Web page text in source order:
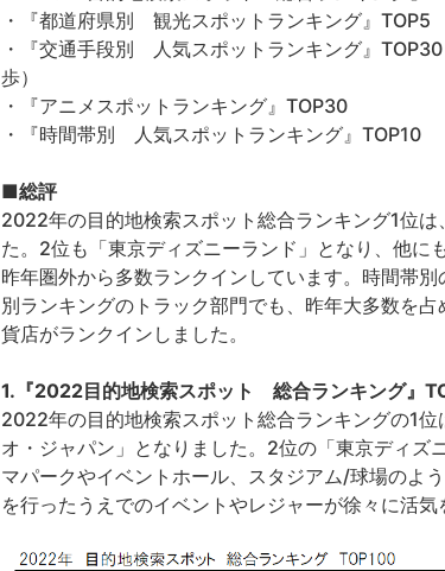
・『都道府県別 観光スポットランキング』TOP5
・『交通手段別 人気スポットランキング』
歩）
・『アニメスポットランキング』TOP30
・『時間帯別 人気スポットランキング』TOP10
■総評
2022年の目的地検索スポット総合ランキング1位
た。2位も「東京ディズニーランド」となり、他
昨年圏外から多数ランクインしています。時間帯
別ランキングのトラック部門でも、昨年大多数を
貨店がランクインしました。
1.『2022目的地検索スポット 総合ランキング』
2022年の目的地検索スポット総合ランキングの1
オ・ジャパン」となりました。2位の「東京ディ
マパークやイベントホール、スタジアム/球場のよ
を行ったうえでのイベントやレジャーが徐々に活気